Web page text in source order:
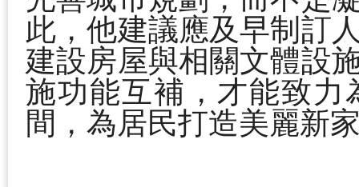
此，他建議應及早制訂
建設房屋與相關文體設
施功能互補，才能致力
間，為居民打造美麗新